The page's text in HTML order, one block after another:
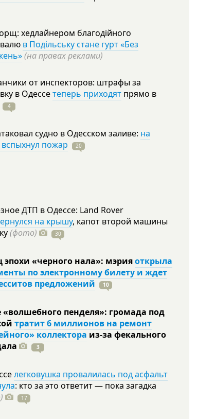
хедлайнером благодійного
в Подільську стане гурт «Без
(на правах реклами)
от инспекторов: штрафы за
в Одессетеперь приходят прямо в
4
судно в Одесском заливе: на
вспыхнул пожар
20
ДТП в Одессе: Land Rover
на крышу, капот второй машины
(фото) 30
эпохи «черного нала»: мэрияоткрыла
по электронному билету и ждет
предложений
10
«волшебного пенделя»: громада под
тратит 6 миллионов на ремонт
коллектора из-за фекального
3
легковушка провалилась под асфальт
: кто за это ответит — пока загадка
17